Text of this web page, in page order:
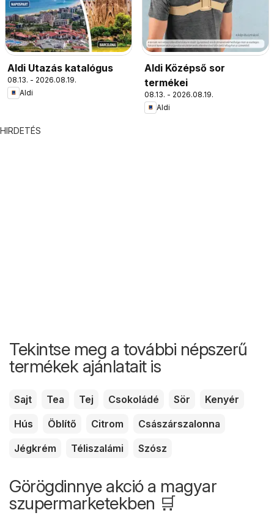
Aldi Utazás katalógus
08.13. - 2026.08.19.
Aldi
Aldi Középső sor
termékei
08.13. - 2026.08.19.
Aldi
HIRDETÉS
Tekintse meg a további népszerű
termékek ajánlatait is
Sajt Tea Tej Csokoládé Sör
Kenyér
Hús
Öblítő Citrom
Császárszalonna
Jégkrém
Téliszalámi Szósz
Görögdinnye akció a magyar
szupermarketekben 🛒